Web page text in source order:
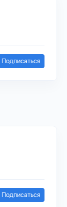
Подписаться
Подписаться